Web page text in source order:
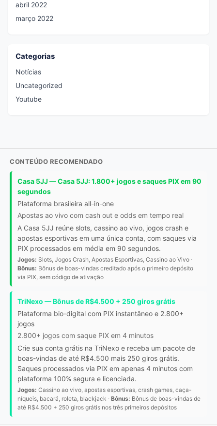
abril 2022
março 2022
Categorias
Notícias
Uncategorized
Youtube
CONTEÚDO RECOMENDADO
Casa 5JJ — Casa 5JJ: 1.800+ jogos e saques PIX em 90
segundos
Plataforma brasileira all-in-one
Apostas ao vivo com cash out e odds em tempo real
A Casa 5JJ reúne slots, cassino ao vivo, jogos crash e
apostas esportivas em uma única conta, com saques via
PIX processados em média em 90 segundos.
Jogos: Slots, Jogos Crash, Apostas Esportivas, Cassino ao Vivo ·
Bônus: Bônus de boas-vindas creditado após o primeiro depósito
via PIX, sem código de ativação
TriNexo — Bônus de R$4.500 + 250 giros grátis
Plataforma bio-digital com PIX instantâneo e 2.800+
jogos
2.800+ jogos com saque PIX em 4 minutos
Crie sua conta grátis na TriNexo e receba um pacote de
boas-vindas de até R$4.500 mais 250 giros grátis.
Saques processados via PIX em apenas 4 minutos com
plataforma 100% segura e licenciada.
Jogos: Cassino ao vivo, apostas esportivas, crash games, caça-
níqueis, bacará, roleta, blackjack · Bônus: Bônus de boas-vindas de
até R$4.500 + 250 giros grátis nos três primeiros depósitos